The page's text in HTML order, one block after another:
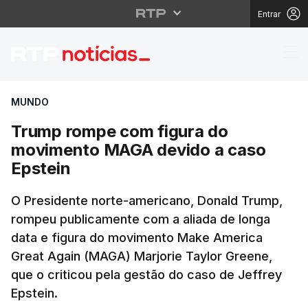
Entrar
Trump rompe com
MUNDO
Trump rompe com figura do
movimento MAGA devido a caso
Epstein
O Presidente norte-americano, Donald Trump,
rompeu publicamente com a aliada de longa
data e figura do movimento Make America
Great Again (MAGA) Marjorie Taylor Greene,
que o criticou pela gestão do caso de Jeffrey
Epstein.